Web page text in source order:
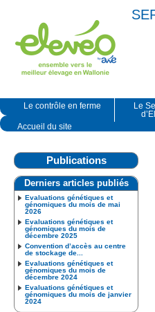
Le contrôle en ferme
Le
Accueil du site
Publications
Derniers articles publiés
Evaluations génétiques et
génomiques du mois de mai
2026
Evaluations génétiques et
génomiques du mois de
décembre 2025
Convention d’accès au centre
de stockage de...
Evaluations génétiques et
génomiques du mois de
décembre 2024
Evaluations génétiques et
génomiques du mois de janvier
2024